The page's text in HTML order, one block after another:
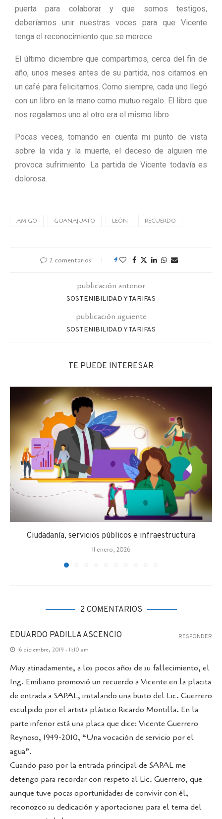
puerta para colaborar y que somos testigos,
deberíamos unir nuestras voces para que Vicente
tenga el reconocimiento que se merece.
El último diciembre que compartimos, cerca del fin de
año, unos meses antes de su partida, nos citamos en
un café para felicitarnos. Como siempre, cada uno llegó
con un libro en la mano como mutuo regalo. El libro que
nos regalamos uno al otro era el mismo libro.
Pocas veces, tomando en cuenta mi punto de vista
sobre la vida y la muerte, el deceso de alguien me
provoca sufrimiento. La partida de Vicente todavía es
dolorosa.
AMIGO GUANAJUATO LEÓN RECUERDO
2 comentarios 4
publicación anterior
SOSTENIBILIDAD Y TARIFAS
publicación siguiente
SOSTENIBILIDAD Y TARIFAS
TE PUEDE INTERESAR
Ciudadanía, servicios públicos e infraestructura
11 enero, 2026
2 COMENTARIOS
EDUARDO PADILLA ASCENCIO
16 diciembre, 2019 - 11:10 am
Muy atinadamente, a los pocos años de su fallecimiento, el
Ing. Emiliano promovió un recuerdo a Vicente en la placita
de entrada a SAPAL, instalando una busto del Lic. Guerrero
esculpido por el artista plástico Ricardo Montilla. En la
parte inferior está una placa que dice: Vicente Guerrero
Reynoso, 1949-2010, “Una vocación de servicio por el
agua”.
Cuando paso por la entrada principal de SAPAL me
detengo para recordar con respeto al Lic. Guerrero, que
aunque tuve pocas oportunidades de convivir con él,
reconozco su dedicación y aportaciones para el tema del
RESPONDER